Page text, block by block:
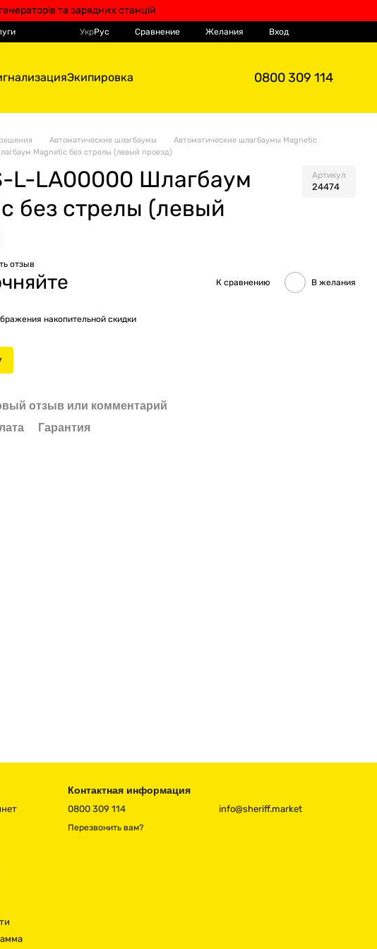
та зарядних станцій
УкрРус Сравнение Желания Вход
Экипировка 0800 309 114
Автоматические шлагбаумы
Автоматические шлагбаумы Magnetic
Magnetic без стрелы (левый проезд)
L-LA00000 Шлагбаум
без стрелы (левый
Артикул
24474
отзыв
К сравнению В желания
накопительной скидки
отзыв или комментарий
Гарантия
Контактная информация
0800 309 114
Перезвонить вам?
info@sheriff.market